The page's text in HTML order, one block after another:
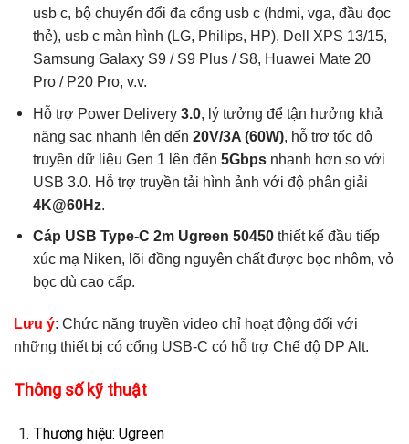
usb c, bộ chuyển đổi đa cổng usb c (hdmi, vga, đầu đọc
thẻ), usb c màn hình (LG, Philips, HP), Dell XPS 13/15,
Samsung Galaxy S9 / S9 Plus / S8, Huawei Mate 20
Pro / P20 Pro, v.v.
Hỗ trợ Power Delivery 3.0, lý tưởng để tận hưởng khả
năng sạc nhanh lên đến 20V/3A (60W), hỗ trợ tốc độ
truyền dữ liệu Gen 1 lên đến 5Gbpsnhanh hơn so với
USB 3.0. Hỗ trợ truyền tải hình ảnh với độ phân giải
4K@60Hz.
Cáp USB Type-C 2m Ugreen 50450thiết kế đầu tiếp
xúc mạ Niken, lõi đồng nguyên chất được bọc nhôm, vỏ
bọc dù cao cấp.
Lưu ý: Chức năng truyền video chỉ hoạt động đối với
những thiết bị có cổng USB-C có hỗ trợ Chế độ DP Alt.
Thông số kỹ thuật
Thương hiệu: Ugreen